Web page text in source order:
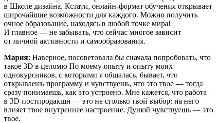
в Школе дизайна. Кстати, онлайн-формат обучения открывает
широчайшие возможности для каждого. Можно получить
очное образование, находясь в любой точке мира!
И главное — не забывать, что сейчас многое зависит
от личной активности и самообразования.
Мария: Наверное, посоветовала бы сначала попробовать, что
такое 3D в целомю По моему опыту и опыту моих
однокурсников, с которыми я общалась, бывает, что
открываешь программу и чувствуешь, что это твое — тогда
сразу понимаешь, как это устроено. Мне кажется, что работа
в 3D-постпродакшн — это не столько твой выбор: на него
влияет твое внутреннее настроение. Душой чувствуешь — это
твое.